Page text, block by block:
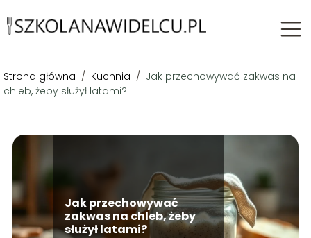
Strona główna / Kuchnia / Jak przechowywać zakwas na
chleb, żeby służył latami?
Jak przechowywać
zakwas na chleb, żeby
służył latami?